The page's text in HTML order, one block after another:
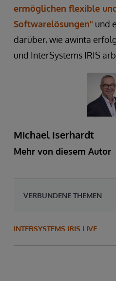
ermöglichen flexible
Softwarelösungen" und
darüber, wie awinta
und InterSystems IRIS
Michael Iserhardt
Mehr von diesem Autor
VERBUNDENE THEMEN
INTERSYSTEMS IRIS LIVE